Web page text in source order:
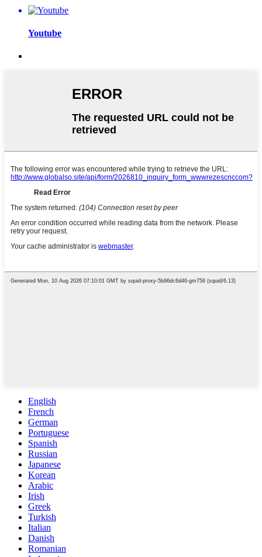
Youtube
English
French
German
Portuguese
Spanish
Russian
Japanese
Korean
Arabic
Irish
Greek
Turkish
Italian
Danish
Romanian